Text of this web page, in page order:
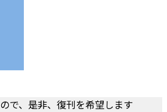
で、是非、復刊を希望します